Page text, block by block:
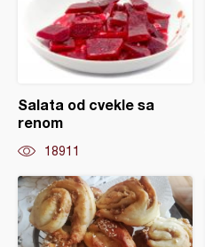
Salata od cvekle sa
renom
18911